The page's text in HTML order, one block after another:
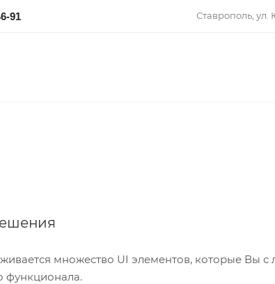
91 Ставрополь,
множество UI элементов, которые Вы с
функционала.